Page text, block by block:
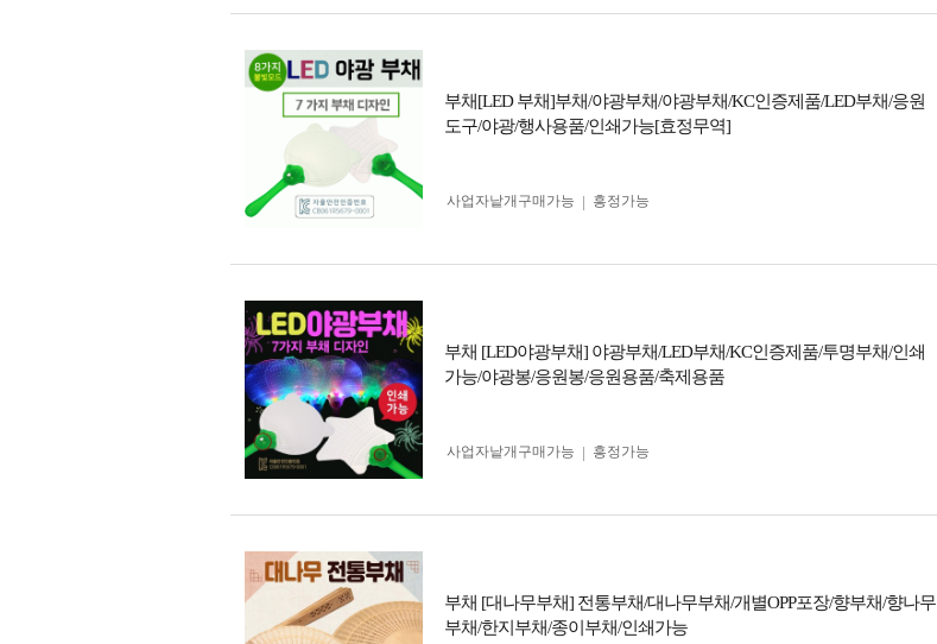
부채[LED 부채]부채/야광부채/야광부채/KC인증제품/LED부채/응원
도구/야광/행사용품/인쇄가능[효정무역]
사업자 낱개구매가능
흥정가능
부채 [LED야광부채] 야광부채/LED부채/KC인증제품/투명부채/인쇄
가능/야광봉/응원봉/응원용품/축제용품
사업자 낱개구매가능 흥정가능
부채 [대나무부채] 전통부채/대나무부채/개별OPP포장/향부채/향나무
부채/한지부채/종이부채/인쇄가능